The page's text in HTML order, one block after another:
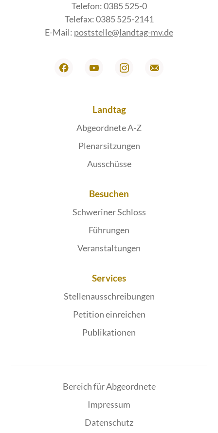
Telefon: 0385 525-0
Telefax: 0385 525-2141
E-Mail: poststelle@landtag-mv.de
Landtag
Abgeordnete A-Z
Plenarsitzungen
Ausschüsse
Besuchen
Schweriner Schloss
Führungen
Veranstaltungen
Services
Stellenausschreibungen
Petition einreichen
Publikationen
Bereich für Abgeordnete
Impressum
Datenschutz